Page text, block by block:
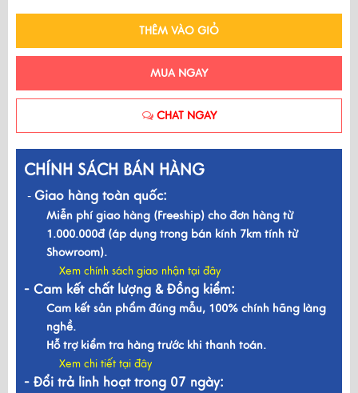
THÊM VÀO GIỎ
MUA NGAY
CHAT NGAY
CHÍNH SÁCH BÁN HÀNG
- Giao hàng toàn quốc:
Miễn phí giao hàng (Freeship) cho đơn hàng từ
1.000.000đ (áp dụng trong bán kính 7km tính từ
Showroom).
Xem chính sách giao nhận tại đây
- Cam kết chất lượng & Đồng kiểm:
Cam kết sản phẩm đúng mẫu, 100% chính hãng làng
nghề.
Hỗ trợ kiểm tra hàng trước khi thanh toán.
Xem chi tiết tại đây
- Đổi trả linh hoạt trong 07 ngày: